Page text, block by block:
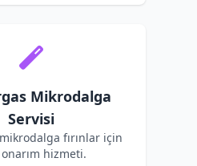
Mikrodalga
Servisi
fırınlar için
onarım hizmeti.